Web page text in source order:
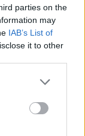
parties on the
may
IAB’s List of
it to other
után délután
is jelentős
rossz
mint 1300
zárta a
felel meg. Az